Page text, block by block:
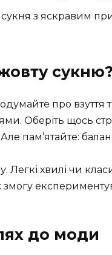
з яскравим
сукню?
про взуття
Оберіть щось
пам’ятайте:
Легкі хвилі чи
до моди